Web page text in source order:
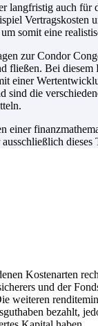
langfristig auch
Vertragskosten
somit eine
zur Condor
fließen. Bei
einer
sind die
einer
dieses
Kostenarten
und der
weiteren
bezahlt,